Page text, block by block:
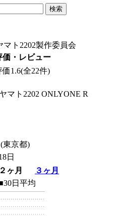
ト2202製作委員会
価・レビュー
1.6(全22件)
マト2202 ONLYONE R
東京都)
日
ヶ月
３ヶ月
日平均